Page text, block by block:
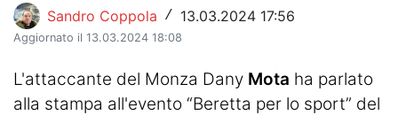
News
Turismo
Eventi
Sandro Coppola / 13.03.2024 17:56
Aggiornato il 13.03.2024 18:08
L'attaccante del Monza Dany Mota ha parlato
alla stampa all'evento “Beretta per lo sport” del